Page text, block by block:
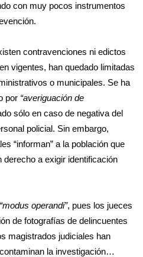
con muy pocos instrumentos
contravenciones ni edictos
vigentes, han quedado limitadas
o municipales. Se ha
por “averiguación de
sólo en caso de negativa del
policial. Sin embargo,
“informan” a la población que
derecho a exigir identificación
“modus operandi”, pues los jueces
de fotografías de delincuentes
magistrados judiciales han
la investigación…